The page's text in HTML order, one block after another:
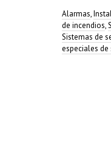
Alarmas,
de incendios,
Sistemas de
especiales de